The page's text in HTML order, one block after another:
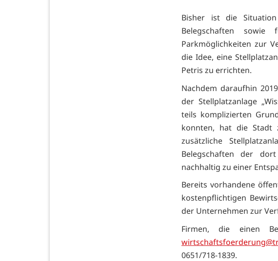
Bisher ist die
Belegschaften
Parkmöglichkeiten zur
die Idee, eine
Petris zu errichten.
Nachdem daraufhin
der Stellplatzanlage
teils komplizierten
konnten, hat die Stadt
zusätzliche
Belegschaften der
nachhaltig zu einer
Bereits vorhandene
kostenpflichtigen
der Unternehmen zur
Firmen, die einen
0651/718-1839.